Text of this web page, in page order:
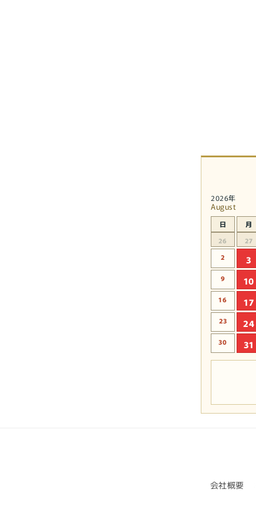
2026年
August
日 月
26
27
2
3
9 10
16 17
23 24
30 31
会社概要